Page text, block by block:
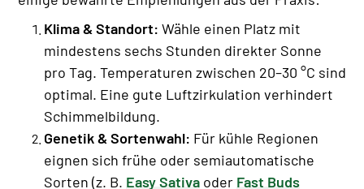
Klima & Standort: Wähle einen Platz mit
mindestens sechs Stunden direkter Sonne
pro Tag. Temperaturen zwischen 20–30 °C sind
optimal. Eine gute Luftzirkulation verhindert
Schimmelbildung.
Genetik & Sortenwahl: Für kühle Regionen
eignen sich frühe oder semiautomatische
Sorten (z. B. Easy Sativa oder Fast Buds